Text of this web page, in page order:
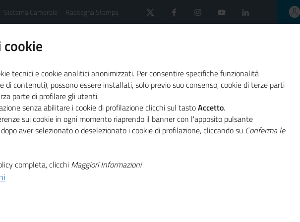
Sistema Camerale Rassegna Stampa
sistema camerale Agenda Smart Future Academy Bologna 2021
Bologna
Ti
22/09/
tecnici e cookie analitici anonimizzati. Per consentire specifiche funzionalità
di contenuti), possono essere installati, solo previo suo consenso, cookie di terze parti
parte di profilare gli utenti.
senza abilitare i cookie di profilazione clicchi sul tastoAccetto.
sui cookie in ogni momento riaprendo il banner con l'apposito pulsante
aver selezionato o deselezionato i cookie di profilazione, cliccando su Conferma le
completa, clicchi Maggiori Informazioni